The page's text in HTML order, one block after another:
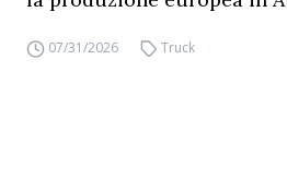
07/31/2026 Truck